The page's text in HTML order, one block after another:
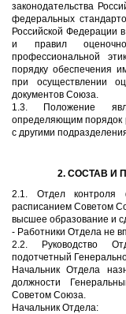
законодательства
федеральных
Российской Федерации
и правил
профессиональной
порядку обеспечения
при осуществлении
документов Союза.
1.3. Положение
определяющим порядок
с другими
2. СОСТАВ И
2.1. Отдел контроля
расписанием Советом
высшее образование и
- Работники Отдела не
2.2. Руководство
подотчетный
Начальник Отдела
должности
Советом Союза.
Начальник Отдела: